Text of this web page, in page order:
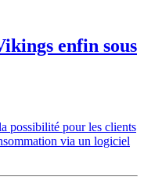
enfin sous
possibilité pour les clients
via un logiciel